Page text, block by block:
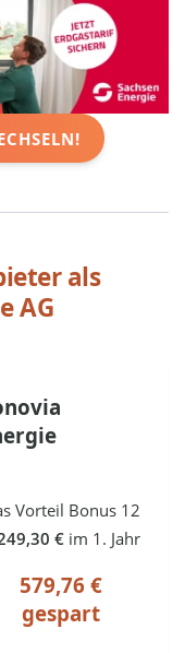
als
AG
Vorteil Bonus 12
€ im 1. Jahr
579,76 €
gespart